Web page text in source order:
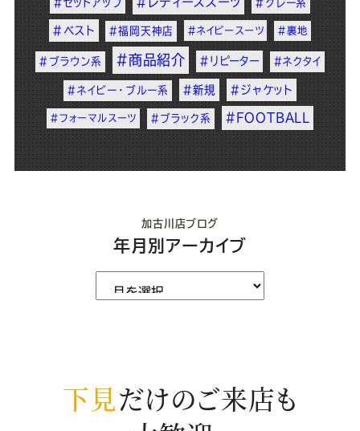
#セットアップ #グレー系
#ベスト #福岡天神店 #ネイビースーツ #裏地
#ブラウン系 #商品紹介 #リピーター #ネクタイ
#ネイビー・ブルー系 #新規 #ジャケット
#フォーマルスーツ #ブラック系 #FOOTBALL
加古川店ブログ
年月別アーカイブ
下見だけのご来店も